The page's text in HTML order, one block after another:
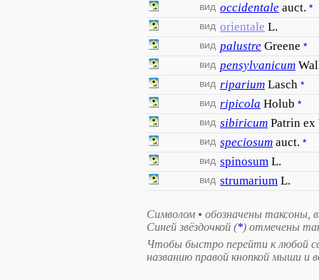
вид occidentale auct. *
вид orientale L.
вид palustre Greene *
вид pensylvanicum
вид riparium Lasch *
вид ripicola Holub *
вид sibiricum Patrin ex
вид speciosum auct. *
вид spinosum L.
вид strumarium L.
Символом • обозначены таксоны,
Синей звёздочкой (*) отмечены
Чтобы быстро перейти к любой
названию правой кнопкой мыши и